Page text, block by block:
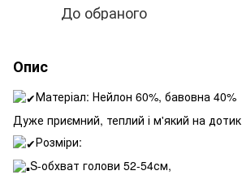
До обраного
Опис
Матеріал: Нейлон 60%, бавовна 40%
Дуже приємний, теплий і м'який на дотик
Розміри:
S-обхват голови 52-54см,